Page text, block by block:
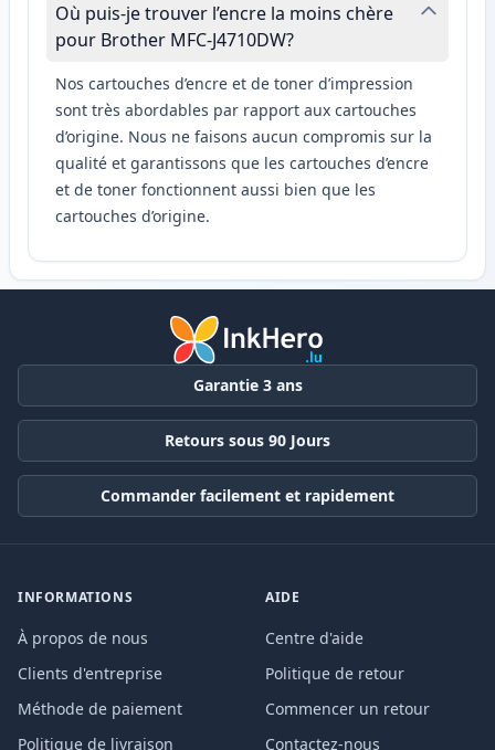
Où puis-je trouver l’encre la moins chère
pour Brother MFC-J4710DW?
Nos cartouches d’encre et de toner d’impression
sont très abordables par rapport aux cartouches
d’origine. Nous ne faisons aucun compromis sur la
qualité et garantissons que les cartouches d’encre
et de toner fonctionnent aussi bien que les
cartouches d’origine.
Garantie 3 ans
Retours sous 90 Jours
Commander facilement et rapidement
INFORMATIONS
À propos de nous
Clients d'entreprise
Méthode de paiement
Politique de livraison
AIDE
Centre d'aide
Politique de retour
Commencer un retour
Contactez-nous